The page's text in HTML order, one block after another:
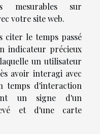
mesurables sur
votre site web.
citer le temps passé
indicateur précieux
un utilisateur
avoir interagi avec
temps d'interaction
un signe d'un
et d'une carte